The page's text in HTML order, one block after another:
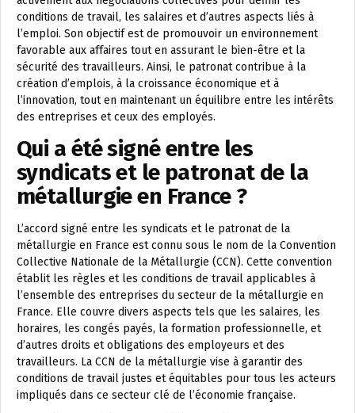
conditions de travail, les salaires et d’autres aspects liés à
l’emploi. Son objectif est de promouvoir un environnement
favorable aux affaires tout en assurant le bien-être et la
sécurité des travailleurs. Ainsi, le patronat contribue à la
création d’emplois, à la croissance économique et à
l’innovation, tout en maintenant un équilibre entre les intérêts
des entreprises et ceux des employés.
Qui a été signé entre les
syndicats et le patronat de la
métallurgie en France ?
L’accord signé entre les syndicats et le patronat de la
métallurgie en France est connu sous le nom de la Convention
Collective Nationale de la Métallurgie (CCN). Cette convention
établit les règles et les conditions de travail applicables à
l’ensemble des entreprises du secteur de la métallurgie en
France. Elle couvre divers aspects tels que les salaires, les
horaires, les congés payés, la formation professionnelle, et
d’autres droits et obligations des employeurs et des
travailleurs. La CCN de la métallurgie vise à garantir des
conditions de travail justes et équitables pour tous les acteurs
impliqués dans ce secteur clé de l’économie française.